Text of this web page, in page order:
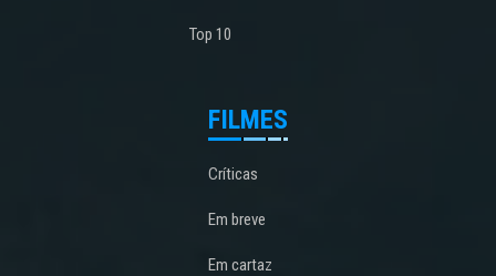
Top 10
FILMES
Críticas
Em breve
Em cartaz